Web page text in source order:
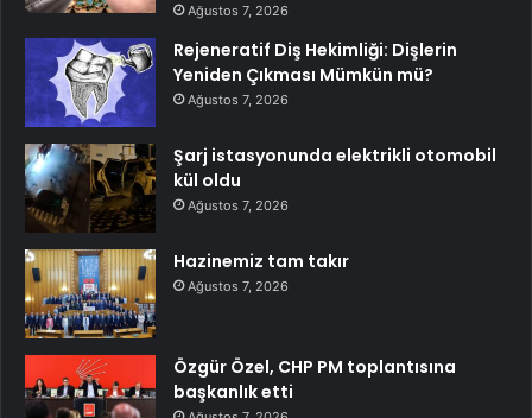
Ağustos 7, 2026
Rejeneratif Diş Hekimliği: Dişlerin
Yeniden Çıkması Mümkün mü?
Ağustos 7, 2026
Şarj istasyonunda elektrikli otomobil
kül oldu
Ağustos 7, 2026
Hazinemiz tam takır
Ağustos 7, 2026
Özgür Özel, CHP PM toplantısına
başkanlık etti